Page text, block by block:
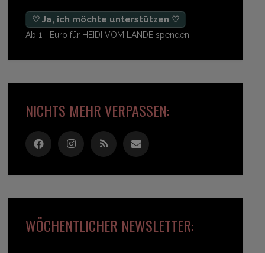
♡ Ja, ich möchte unterstützen ♡
Ab 1,- Euro für HEIDI VOM LANDE spenden!
NICHTS MEHR VERPASSEN:
WÖCHENTLICHER NEWSLETTER: